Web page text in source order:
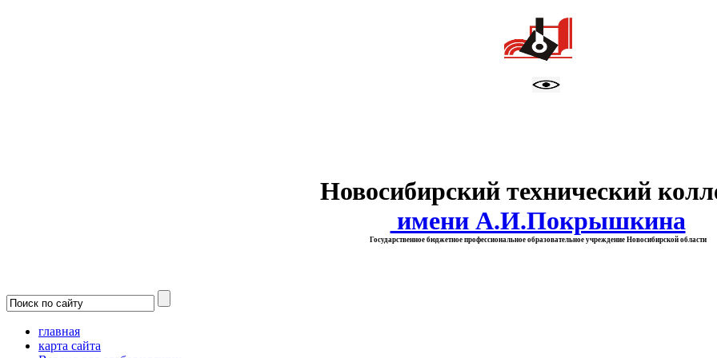
Новосибирский технический
имени А.И.Покрышкина
Государственное бюджетное профессиональное образовательное учреждение Новосибирской области
главная
карта сайта